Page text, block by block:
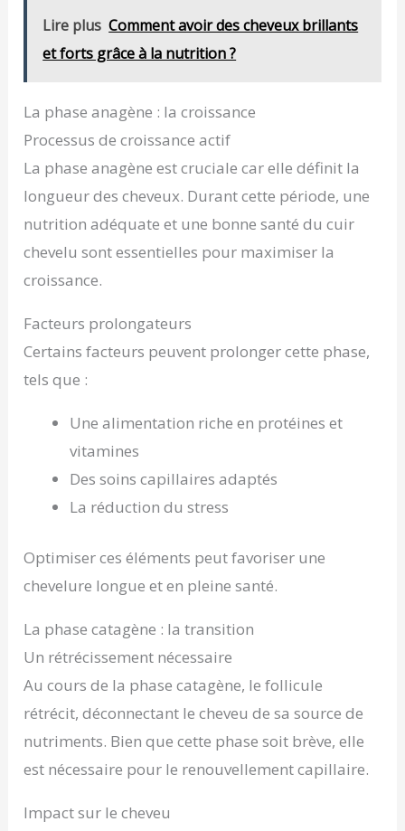
Lire plus Comment avoir des cheveux brillants
et forts grâce à la nutrition ?
La phase anagène : la croissance
Processus de croissance actif
La phase anagène est cruciale car elle définit la
longueur des cheveux. Durant cette période, une
nutrition adéquate et une bonne santé du cuir
chevelu sont essentielles pour maximiser la
croissance.
Facteurs prolongateurs
Certains facteurs peuvent prolonger cette phase,
tels que :
Une alimentation riche en protéines et
vitamines
Des soins capillaires adaptés
La réduction du stress
Optimiser ces éléments peut favoriser une
chevelure longue et en pleine santé.
La phase catagène : la transition
Un rétrécissement nécessaire
Au cours de la phase catagène, le follicule
rétrécit, déconnectant le cheveu de sa source de
nutriments. Bien que cette phase soit brève, elle
est nécessaire pour le renouvellement capillaire.
Impact sur le cheveu